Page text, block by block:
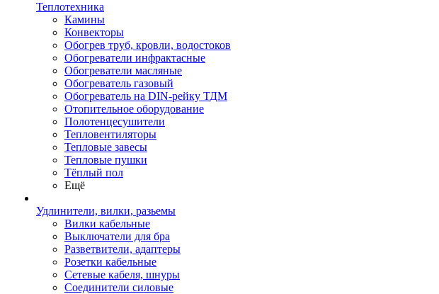
Теплотехника
Камины
Конвекторы
Обогрев труб, кровли, водостоков
Обогреватели инфрактасные
Обогреватели масляные
Обогреватель газовый
Обогреватель на DIN-рейку ТДМ
Отопительное оборудование
Полотенцесушители
Тепловентиляторы
Тепловые завесы
Тепловые пушки
Тёплый пол
Ещё
Удлинители, вилки, разьемы
Вилки кабельные
Выключатели для бра
Разветвители, адаптеры
Розетки кабельные
Сетевые кабеля, шнуры
Соединители силовые